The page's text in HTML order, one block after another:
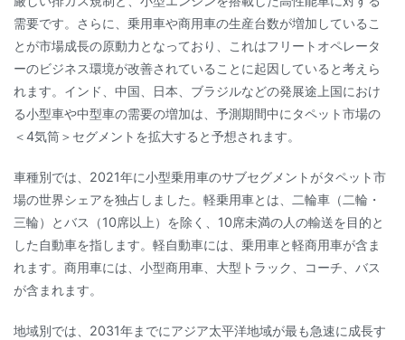
需要です。さらに、乗用車や商用車の生産台数が増加しているこ
とが市場成長の原動力となっており、これはフリートオペレータ
ーのビジネス環境が改善されていることに起因していると考えら
れます。インド、中国、日本、ブラジルなどの発展途上国におけ
る小型車や中型車の需要の増加は、予測期間中にタペット市場の
＜4気筒＞セグメントを拡大すると予想されます。
車種別では、2021年に小型乗用車のサブセグメントがタペット市
場の世界シェアを独占しました。軽乗用車とは、二輪車（二輪・
三輪）とバス（10席以上）を除く、10席未満の人の輸送を目的と
した自動車を指します。軽自動車には、乗用車と軽商用車が含ま
れます。商用車には、小型商用車、大型トラック、コーチ、バス
が含まれます。
地域別では、2031年までにアジア太平洋地域が最も急速に成長す